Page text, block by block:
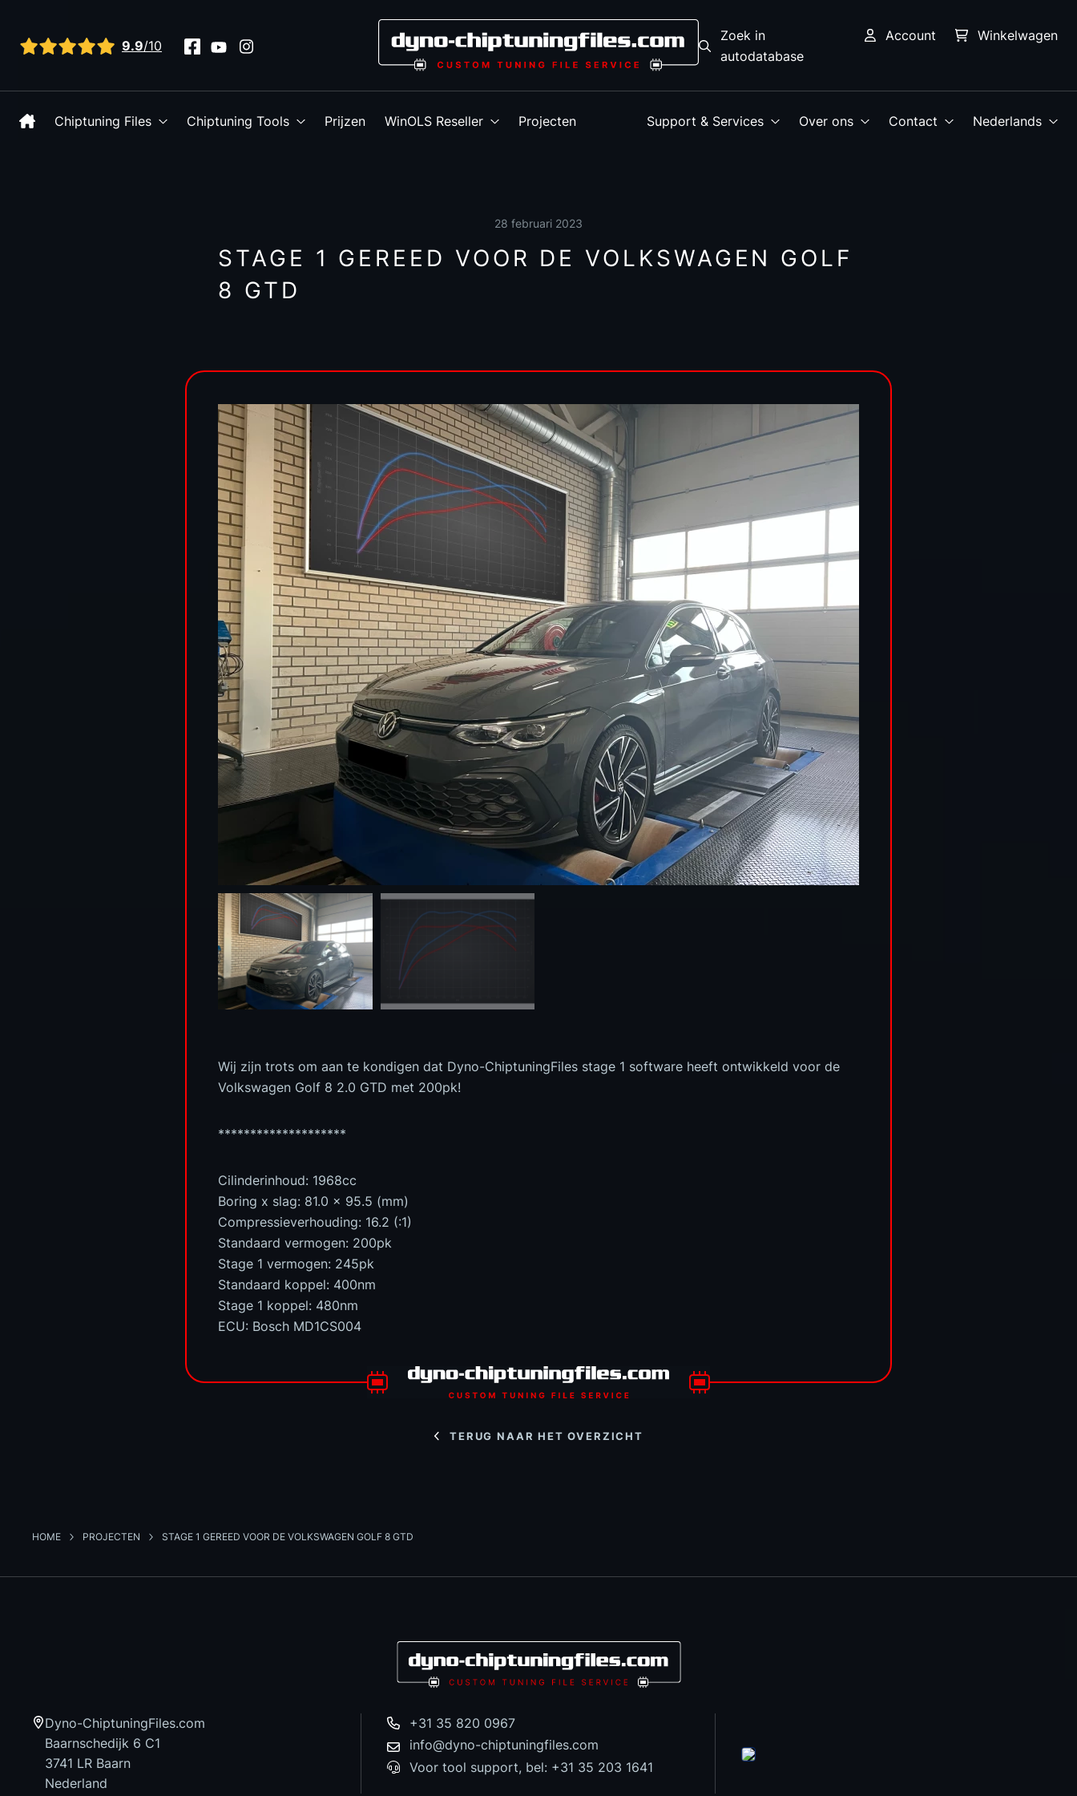
Bekijk alle reviews9.9/10
Zoek in
autodatabase
Account Winkelwagen
Chiptuning Files Chiptuning Tools Prijzen WinOLS Reseller Projecten Support & Services Over ons Contact Nederlands
28 februari 2023
STAGE 1 GEREED VOOR DE VOLKSWAGEN GOLF
8 GTD
Wij zijn trots om aan te kondigen dat Dyno-ChiptuningFiles stage 1 software heeft ontwikkeld voor de
Volkswagen Golf 8 2.0 GTD met 200pk!
********************
Cilinderinhoud: 1968cc
Boring x slag: 81.0 x 95.5 (mm)
Compressieverhouding: 16.2 (:1)
Standaard vermogen: 200pk
Stage 1 vermogen: 245pk
Standaard koppel: 400nm
Stage 1 koppel: 480nm
ECU: Bosch MD1CS004
TERUG NAAR HET OVERZICHT
HOME PROJECTEN STAGE 1 GEREED VOOR DE VOLKSWAGEN GOLF 8 GTD
Dyno-ChiptuningFiles.com
Baarnschedijk 6 C1
3741 LR Baarn
Nederland
+31 35 820 0967
info@dyno-chiptuningfiles.com
Voor tool support, bel: +31 35 203 1641